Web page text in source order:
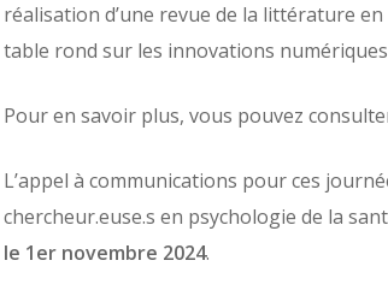
réalisation d’une revue de la littérature
table rond sur les innovations
Pour en savoir plus, vous pouvez
L’appel à communications pour ces
chercheur.euse.s en psychologie de la
le 1er novembre 2024.